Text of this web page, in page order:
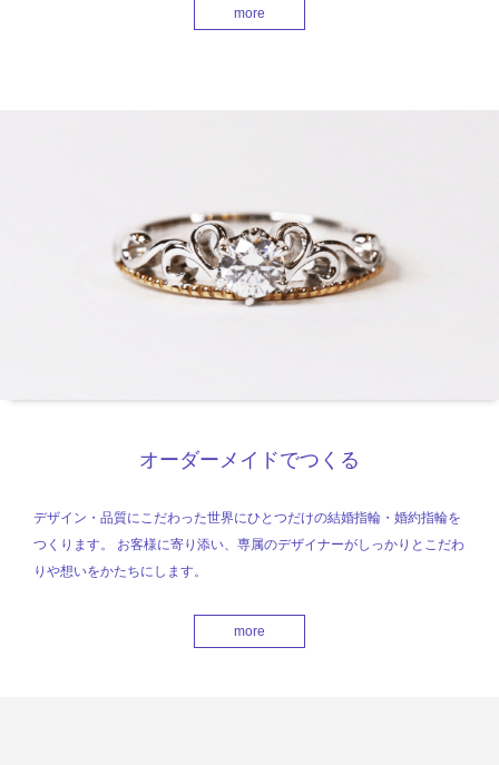
more
オーダーメイドでつくる
デザイン・品質にこだわった世界にひとつだけの結婚指輪・婚約指輪を
つくります。 お客様に寄り添い、専属のデザイナーがしっかりとこだわ
りや想いをかたちにします。
more